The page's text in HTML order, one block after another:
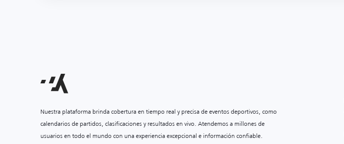
Nuestra plataforma brinda cobertura en tiempo real y precisa de eventos deportivos, como
calendarios de partidos, clasificaciones y resultados en vivo. Atendemos a millones de
usuarios en todo el mundo con una experiencia excepcional e información confiable.